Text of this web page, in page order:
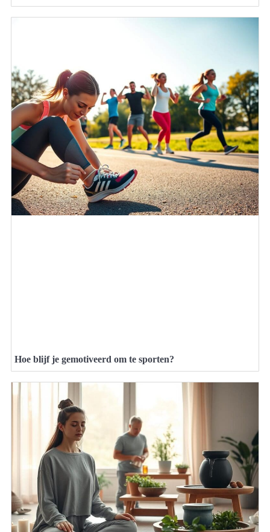
Hoe blijf je gemotiveerd om te sporten?